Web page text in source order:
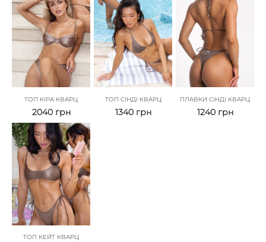
ТОП КІРА КВАРЦ
2040 грн
ТОП СІНДІ КВАРЦ
1340 грн
ПЛАВКИ СІНДІ КВАРЦ
1240 грн
ТОП КЕЙТ КВАРЦ